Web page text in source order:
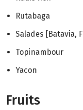
Rutabaga
Salades [Batavia,
Topinambour
Yacon
Fruits